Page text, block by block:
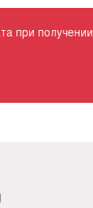
при получении